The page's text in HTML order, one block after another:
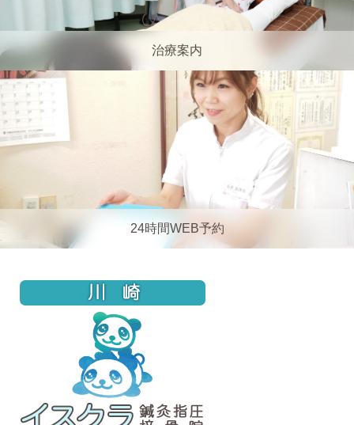
治療案内
24時間WEB予約